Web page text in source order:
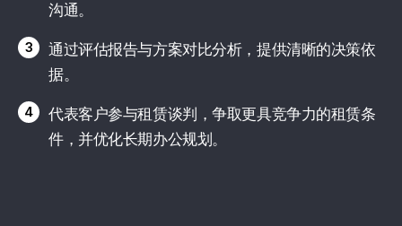
沟通。
3
通过评估报告与方案对比分析，提供清晰的决策依
据。
4
代表客户参与租赁谈判，争取更具竞争力的租赁条
件，并优化长期办公规划。